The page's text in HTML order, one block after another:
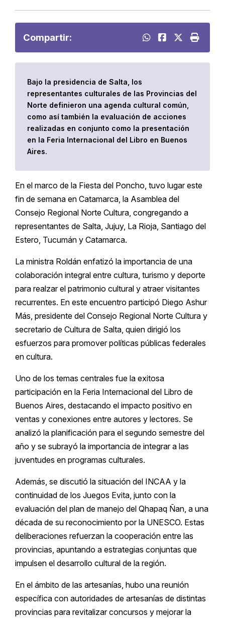
Compartir:
Bajo la presidencia de Salta, los
representantes culturales de las Provincias del
Norte definieron una agenda cultural común,
como así también la evaluación de acciones
realizadas en conjunto como la presentación
en la Feria Internacional del Libro en Buenos
Aires.
En el marco de la Fiesta del Poncho, tuvo lugar este
fin de semana en Catamarca, la Asamblea del
Consejo Regional Norte Cultura, congregando a
representantes de Salta, Jujuy, La Rioja, Santiago del
Estero, Tucumán y Catamarca.
La ministra Roldán enfatizó la importancia de una
colaboración integral entre cultura, turismo y deporte
para realzar el patrimonio cultural y atraer visitantes
recurrentes. En este encuentro participó Diego Ashur
Más, presidente del Consejo Regional Norte Cultura y
secretario de Cultura de Salta, quien dirigió los
esfuerzos para promover políticas públicas federales
en cultura.
Uno de los temas centrales fue la exitosa
participación en la Feria Internacional del Libro de
Buenos Aires, destacando el impacto positivo en
ventas y conexiones entre autores y lectores. Se
analizó la planificación para el segundo semestre del
año y se subrayó la importancia de integrar a las
juventudes en programas culturales.
Además, se discutió la situación del INCAA y la
continuidad de los Juegos Evita, junto con la
evaluación del plan de manejo del Qhapaq Ñan, a una
década de su reconocimiento por la UNESCO. Estas
deliberaciones refuerzan la cooperación entre las
provincias, apuntando a estrategias conjuntas que
impulsen el desarrollo cultural de la región.
En el ámbito de las artesanías, hubo una reunión
específica con autoridades de artesanías de distintas
provincias para revitalizar concursos y mejorar la